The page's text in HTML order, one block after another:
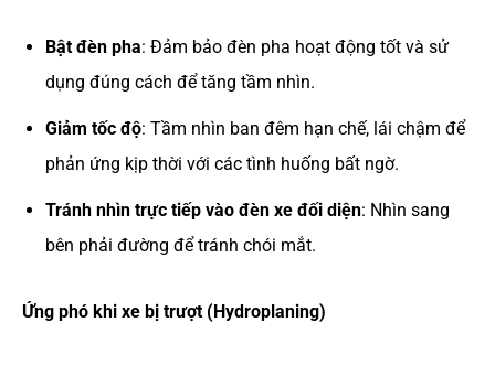
Bật đèn pha: Đảm bảo đèn pha hoạt động tốt và sử
dụng đúng cách để tăng tầm nhìn.
Giảm tốc độ: Tầm nhìn ban đêm hạn chế, lái chậm để
phản ứng kịp thời với các tình huống bất ngờ.
Tránh nhìn trực tiếp vào đèn xe đối diện: Nhìn sang
bên phải đường để tránh chói mắt.
Ứng phó khi xe bị trượt (Hydroplaning)